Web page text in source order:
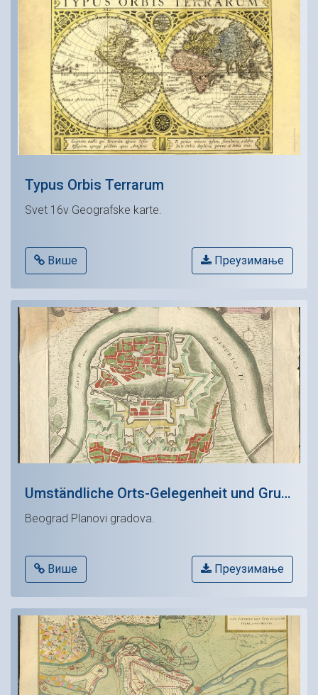
Typus Orbis Terrarum
Svet 16v Geografske karte.
Више Преузимање
Umständliche Orts-Gelegenheit und Grund Riss Der mit Gőttlichem Beÿstand durch die Charistliche Waffen kreigten
Beograd Planovi gradova.
Више Преузимање